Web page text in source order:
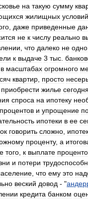
на такую сумму
жилищных условий
даже приведенные
не к числу реально
что далеко не одно
к выдаче 3 тыс
в масштабах огромного
квартир просто
приобрести жилье сегодня
спроса на ипотеку
процентов и упрощение
ипотеки в ее
говорить сложно
проценту, а
того к выплате
и потери
что ему это
веский довод - "
кредита банком